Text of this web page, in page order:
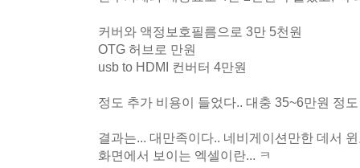
커버와 액정보호필름으로 3만 5천원
OTG 허브로 만원
usb to HDMI 컨버터 4만원
정도 추가 비용이 들었다.. 대충 35~6만원 정
결과는... 대만족이다.. 네비게이션만한 데서
화면에서 보이는 엑셀이란... ㅋ